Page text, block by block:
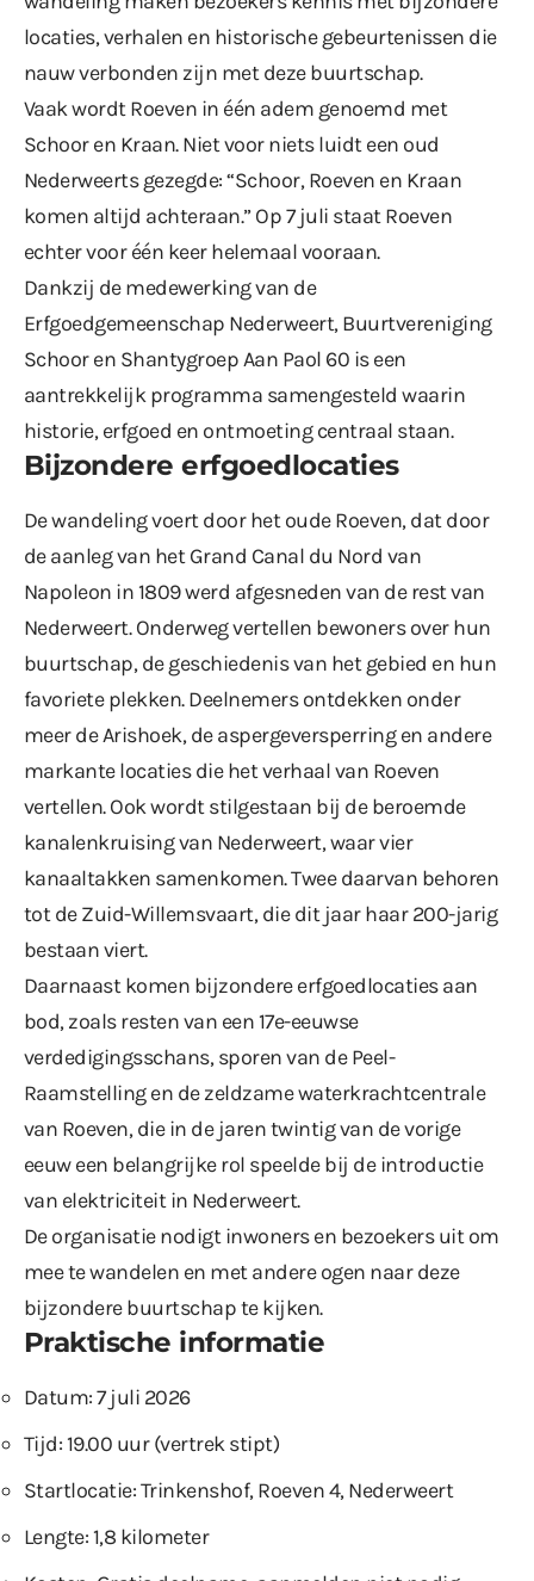
locaties, verhalen en historische gebeurtenissen die
nauw verbonden zijn met deze buurtschap.
Vaak wordt Roeven in één adem genoemd met
Schoor en Kraan. Niet voor niets luidt een oud
Nederweerts gezegde: “Schoor, Roeven en Kraan
komen altijd achteraan.” Op 7 juli staat Roeven
echter voor één keer helemaal vooraan.
Dankzij de medewerking van de
Erfgoedgemeenschap Nederweert, Buurtvereniging
Schoor en Shantygroep Aan Paol 60 is een
aantrekkelijk programma samengesteld waarin
historie, erfgoed en ontmoeting centraal staan.
Bijzondere erfgoedlocaties
De wandeling voert door het oude Roeven, dat door
de aanleg van het Grand Canal du Nord van
Napoleon in 1809 werd afgesneden van de rest van
Nederweert. Onderweg vertellen bewoners over hun
buurtschap, de geschiedenis van het gebied en hun
favoriete plekken. Deelnemers ontdekken onder
meer de Arishoek, de aspergeversperring en andere
markante locaties die het verhaal van Roeven
vertellen. Ook wordt stilgestaan bij de beroemde
kanalenkruising van Nederweert, waar vier
kanaaltakken samenkomen. Twee daarvan behoren
tot de Zuid-Willemsvaart, die dit jaar haar200-jarig
bestaan viert.
Daarnaast komen bijzondere erfgoedlocaties aan
bod, zoals resten van een 17e-eeuwse
verdedigingsschans, sporen van de Peel-
Raamstelling en de zeldzame waterkrachtcentrale
van Roeven, die in de jaren twintig van de vorige
eeuw een belangrijke rol speelde bij de introductie
van elektriciteit in Nederweert.
De organisatie nodigt inwoners en bezoekers uit om
mee te wandelen en met andere ogen naar deze
bijzondere buurtschap te kijken.
Praktische informatie
Datum: 7 juli 2026
Tijd: 19.00 uur (vertrek stipt)
Startlocatie: Trinkenshof, Roeven 4, Nederweert
Lengte: 1,8 kilometer